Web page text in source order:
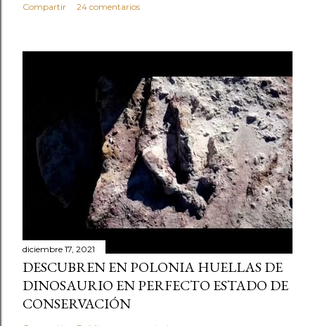
Compartir 24 comentarios
diciembre 17, 2021
DESCUBREN EN POLONIA HUELLAS DE
DINOSAURIO EN PERFECTO ESTADO DE
CONSERVACIÓN